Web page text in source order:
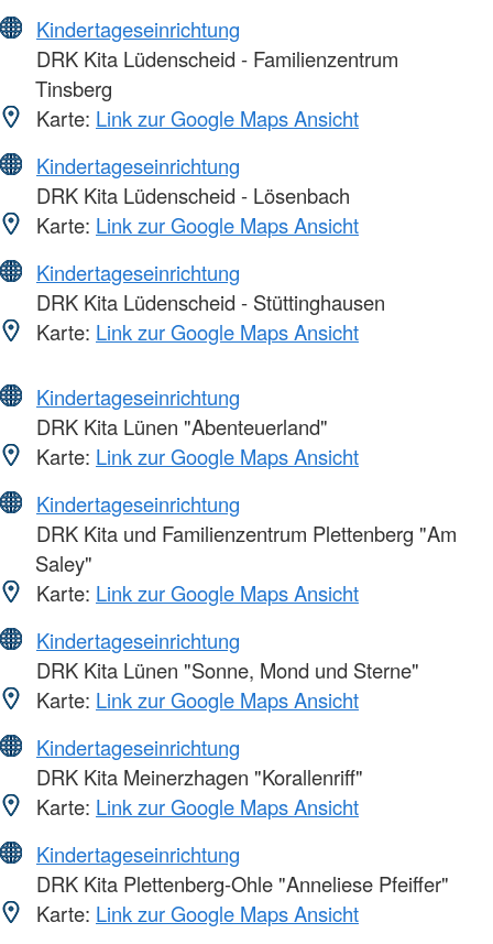
Kindertageseinrichtung
DRK Kita Lüdenscheid - Familienzentrum
Tinsberg
Karte: Link zur Google Maps Ansicht
Kindertageseinrichtung
DRK Kita Lüdenscheid - Lösenbach
Karte: Link zur Google Maps Ansicht
Kindertageseinrichtung
DRK Kita Lüdenscheid - Stüttinghausen
Karte: Link zur Google Maps Ansicht
Kindertageseinrichtung
DRK Kita Lünen "Abenteuerland"
Karte: Link zur Google Maps Ansicht
Kindertageseinrichtung
DRK Kita und Familienzentrum Plettenberg "Am
Saley"
Karte: Link zur Google Maps Ansicht
Kindertageseinrichtung
DRK Kita Lünen "Sonne, Mond und Sterne"
Karte: Link zur Google Maps Ansicht
Kindertageseinrichtung
DRK Kita Meinerzhagen "Korallenriff"
Karte: Link zur Google Maps Ansicht
Kindertageseinrichtung
DRK Kita Plettenberg-Ohle "Anneliese Pfeiffer"
Karte: Link zur Google Maps Ansicht